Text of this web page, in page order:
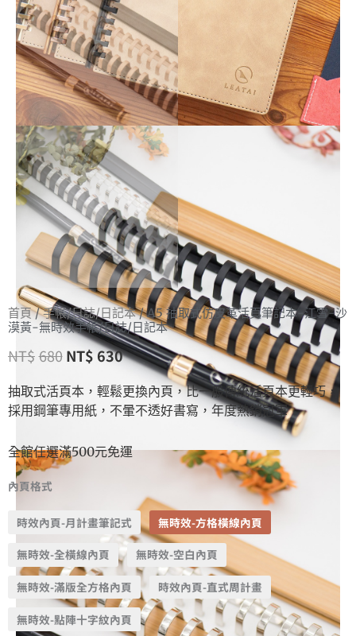
首頁/手帳/日誌/日記本/ A5 抽取式仿皮革活頁筆記本-江雪-沙
漠黃-無時效手帳/日誌/日記本
NT$680 NT$ 630
抽取式活頁本，輕鬆更換內頁，比一般傳統活頁本更輕巧，
採用鋼筆專用紙，不暈不透好書寫，年度熱銷冠軍
全館任選滿500元免運
內頁格式
時效內頁-月計畫筆記式 無時效-方格橫線內頁
無時效-全橫線內頁 無時效-空白內頁
無時效-滿版全方格內頁 時效內頁-直式周計畫
無時效-點陣十字紋內頁